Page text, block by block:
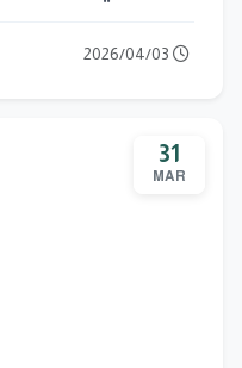
31
MAR